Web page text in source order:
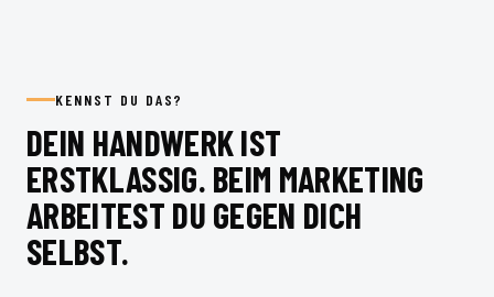
KENNST DU DAS?
DEIN HANDWERK IST
ERSTKLASSIG. BEIM MARKETING
ARBEITEST DU GEGEN DICH
SELBST.